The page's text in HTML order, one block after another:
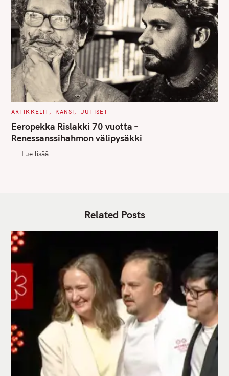
C
T
E
G
O
I
ARTIKKELIT KANSI UUTISET
Eeropekka Rislakki 70 vuotta –
Renessanssihahmon välipysäkki
Lue lisää
Related Posts